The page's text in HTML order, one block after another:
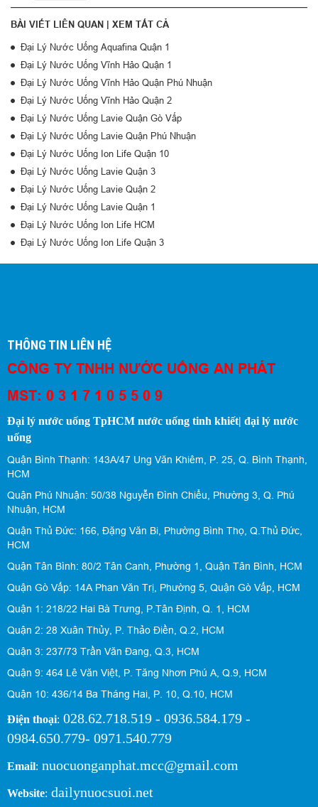
BÀI VIẾT LIÊN QUAN | XEM TẤT CẢ
Đại Lý Nước Uống Aquafina Quận 1
Đại Lý Nước Uống Vĩnh Hảo Quận 1
Đại Lý Nước Uống Vĩnh Hảo Quận Phú Nhuận
Đại Lý Nước Uống Vĩnh Hảo Quận 2
Đại Lý Nước Uống Lavie Quận Gò Vấp
Đại Lý Nước Uống Lavie Quận Phú Nhuận
Đại Lý Nước Uống Ion Life Quận 10
Đại Lý Nước Uống Lavie Quận 3
Đại Lý Nước Uống Lavie Quận 2
Đại Lý Nước Uống Lavie Quận 1
Đại Lý Nước Uống Ion Life HCM
Đại Lý Nước Uống Ion Life Quận 3
THÔNG TIN LIÊN HỆ
CÔNG TY TNHH NƯỚC UỐNG AN PHÁT
MST: 0 3 1 7 1 0 5 5 0 9
Đại lý nước uống TpHCM nước uống tinh khiết| đại lý nước
uống
Quận Bình Thạnh: 143A/47 Ung Văn Khiêm, P. 25, Q. Bình Thạnh,
HCM
Quận Phú Nhuận: 50/38 Nguyễn Đình Chiểu, Phường 3, Q. Phú
Nhuận, HCM
Quận Thủ Đức: 166, Đặng Văn Bi, Phường Bình Thọ, Q.Thủ Đức,
HCM
Quận Tân Bình: 80/2 Tân Canh, Phường 1, Quận Tân Bình, HCM
Quận Gò Vấp: 14A Phan Văn Trị, Phường 5, Quận Gò Vấp, HCM
Quận 1: 218/22 Hai Bà Trưng, P.Tân Định, Q. 1, HCM
Quận 2: 28 Xuân Thủy, P. Thảo Điền, Q.2, HCM
Quận 3: 237/73 Trần Văn Đang, Q.3, HCM
Quận 9: 464 Lê Văn Việt, P. Tăng Nhơn Phú A, Q.9, HCM
Quận 10: 436/14 Ba Tháng Hai, P. 10, Q.10, HCM
Điện thoại: 028.62.718.519 - 0936.584.179 -
0984.650.779- 0971.540.779
Email: nuocuonganphat.mcc@gmail.com
Website: dailynuocsuoi.net